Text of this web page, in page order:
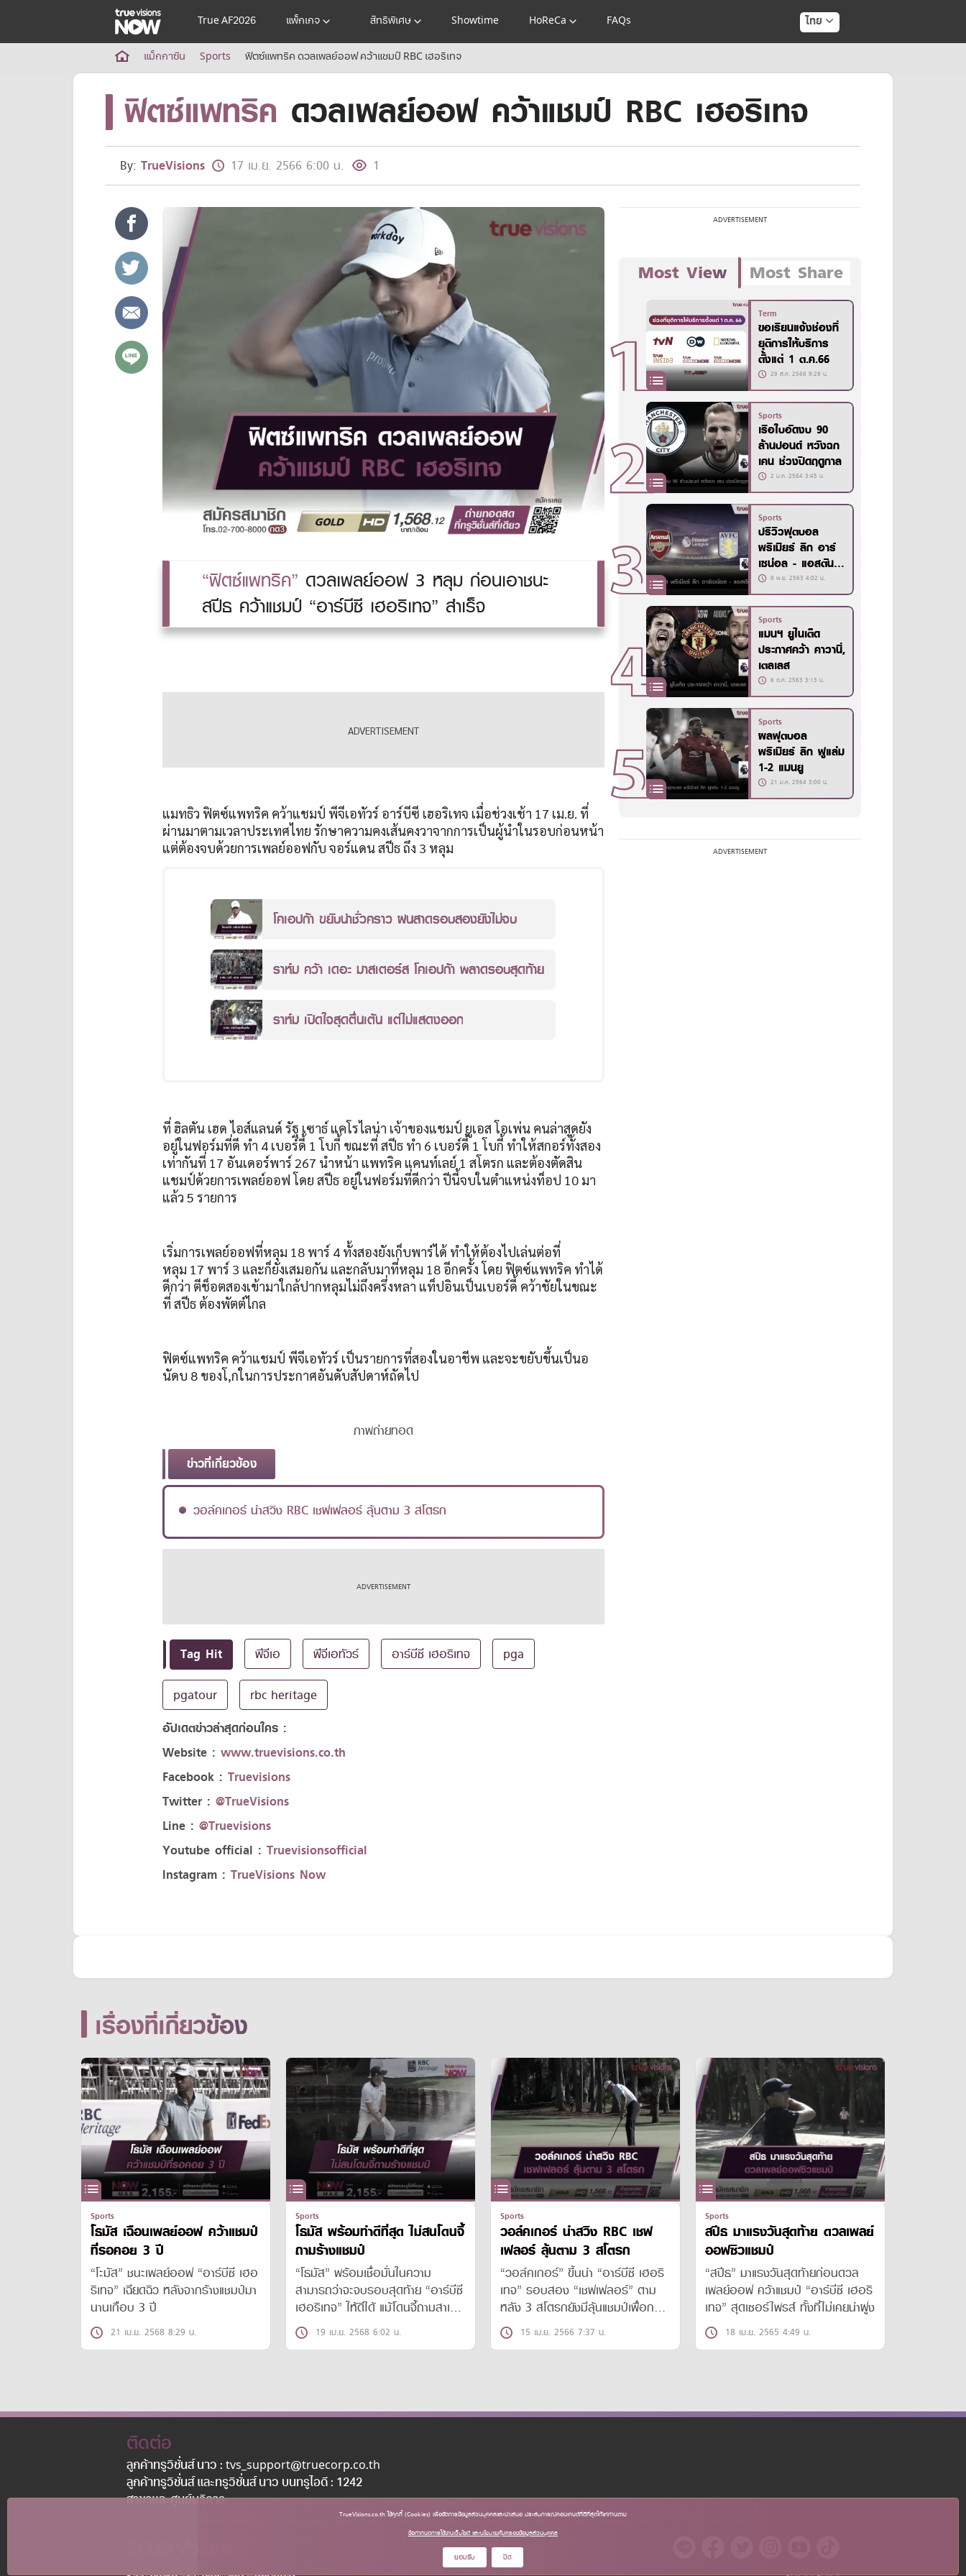
True AF2026 แพ็กเกจ สิทธิพิเศษ Showtime HoReCa FAQs ไทย
True AF2026
แพ็กเกจ
NOW SPORTS
NOW BUNDLES
NOW Muay Thai
แพ็กเกจทรูวิชันส์นาวทั้งหมด
สิทธิพิเศษลูกค้าทรูวิชั่นส์
แพ็กเกจสำหรับผู้ประกอบการ
หาร้านร่วมรายการ
แม็กกาซีน Sports ฟิตซ์แพทริค ดวลเพลย์ออฟ คว้าแชมป์ RBC เฮอริเทจ
ฟิตซ์แพทริค ดวลเพลย์ออฟ คว้าแชมป์ RBC เฮอริเทจ
By: TrueVisions 17 เม.ย. 2566 6:00 น. 1
“ฟิตซ์แพทริค” ดวลเพลย์ออฟ 3 หลุม ก่อนเอาชนะ
สปีธ คว้าแชมป์ “อาร์บีซี เฮอริเทจ” สำเร็จ
แมทธิว ฟิตซ์แพทริค คว้าแชมป์ พีจีเอทัวร์ อาร์บีซี เฮอริเทจ เมื่อช่วงเช้า 17 เม.ย. ที่
ผ่านมาตามเวลาประเทศไทย รักษาความคงเส้นคงวาจากการเป็นผู้นำในรอบก่อนหน้า
แต่ต้องจบด้วยการเพลย์ออฟกับ จอร์แดน สปีธ ถึง 3 หลุม
โคเอปก้า ขยับนำชั่วคราว ฝนสาดรอบสองยังไม่จบ
ราห์ม คว้า เดอะ มาสเตอร์ส โคเอปก้า พลาดรอบสุดท้าย
ราห์ม เปิดใจสุดตื่นเต้น แต่ไม่แสดงออก
ที่ ฮิลตัน เฮด ไอส์แลนด์ รัฐ เซาธ์ แคโรไลน่า เจ้าของแชมป์ ยูเอส โอเพ่น คนล่าสุดยัง
อยู่ในฟอร์มที่ดี ทำ 4 เบอร์ดี้ 1 โบกี้ ขณะที่ สปีธ ทำ 6 เบอร์ดี้ 1 โบกี้ ทำให้สกอร์ทั้งสอง
เท่ากันที่ 17 อันเดอร์พาร์ 267 นำหน้า แพทริค แคนท์เลย์ 1 สโตรก และต้องตัดสิน
แชมป์ด้วยการเพลย์ออฟ โดย สปีธ อยู่ในฟอร์มที่ดีกว่า ปีนี้จบในตำแหน่งท็อป 10 มา
แล้ว 5 รายการ
เริ่มการเพลย์ออฟที่หลุม 18 พาร์ 4 ทั้งสองยังเก็บพาร์ได้ ทำให้ต้องไปเล่นต่อที่
หลุม 17 พาร์ 3 และก็ยังเสมอกัน และกลับมาที่หลุม 18 อีกครั้ง โดย ฟิตซ์แพทริค ทำได้
ดีกว่า ตีช็อตสองเข้ามาใกล้ปากหลุมไม่ถึงครึ่งหลา แท็ปอินเป็นเบอร์ดี้ คว้าชัยในขณะ
ที่ สปีธ ต้องพัตต์ไกล
ฟิตซ์แพทริค คว้าแชมป์ พีจีเอทัวร์ เป็นรายการที่สองในอาชีพ และจะขยับขึ้นเป็นอ
นัดบ 8 ของโ,กในการประกาศอันดับสัปดาห์ถัดไป
ภาพถ่ายทอด
ข่าวที่เกี่ยวข้อง
วอล์คเกอร์ นำสวิง RBC เชฟเฟลอร์ ลุ้นตาม 3 สโตรก
Tag Hit พีจีเอ พีจีเอทัวร์ อาร์บีซี เฮอริเทจ pga
pgatour rbc heritage
อัปเดตข่าวล่าสุดก่อนใคร :
Website : www.truevisions.co.th
Facebook : Truevisions
Twitter : @TrueVisions
Line : @Truevisions
Youtube official : Truevisionsofficial
Instagram : TrueVisions Now
Most View Most Share
Term
ขอเรียนแจ้งช่องที่
ยุติการให้บริการ
ตั้งแต่ 1 ต.ค.66
29 ส.ค. 2566 9:29 น.
Sports
เรือใบอัดงบ 90
ล้านปอนด์ หวังฉก
เคน ช่วงปิดฤดูกาล
2 ม.ค. 2564 3:45 น.
Sports
ปรีวิวฟุตบอล
พรีเมียร์ ลีก อาร์
เซน่อล - แอสตัน
วิลล่า8 พ.ย. 2563 4:02 น.
Sports
แมนฯ ยูไนเต็ด
ประกาศคว้า คาวานี่,
เตลเลส
6 ต.ค. 2563 3:13 น.
Sports
ผลฟุตบอล
พรีเมียร์ ลีก ฟูแล่ม
1-2 แมนยู
21 ม.ค. 2564 3:00 น.
เรื่องที่เกี่ยวข้อง
Sports
โธมัส เฉือนเพลย์ออฟ คว้าแชมป์
ที่รอคอย 3 ปี
“โะมัส” ชนะเพลย์ออฟ “อาร์บีซี เฮอ
ริเทจ” เฉียดฉิว หลังจากร้างแชมป์มา
นานเกือบ 3 ปี
21 เม.ย. 2568 8:29 น.
Sports
โธมัส พร้อมทำดีที่สุด ไม่สนโดนจี้
ถามร้างแชมป์
“โธมัส” พร้อมเชื่อมั่นในความ
สามารถว่าจะจบรอบสุดท้าย “อาร์บีซี
เฮอริเทจ” ให้ดีได้ แม้โดนจี้ถามสาเหตุ
ที่ร้างแชมป์มานานปี
19 เม.ย. 2568 6:02 น.
Sports
วอล์คเกอร์ นำสวิง RBC เชฟ
เฟลอร์ ลุ้นตาม 3 สโตรก
“วอล์คเกอร์” ขึ้นนำ “อาร์บีซี เฮอริ
เทจ” รอบสอง “เชฟเฟลอร์” ตาม
หลัง 3 สโตรกยังมีลุ้นแชมป์เพื่อกลับ
ขึ้นเป็นมือ 1 โลก
15 เม.ย. 2566 7:37 น.
Sports
สปีธ มาแรงวันสุดท้าย ดวลเพลย์
ออฟซิวแชมป์
“สปีธ” มาแรงวันสุดท้ายก่อนดวล
เพลย์ออฟ คว้าแชมป์ “อาร์บีซี เฮอริ
เทจ” สุดเซอร์ไพรส์ ทั้งที่ไม่เคยนำฝูง
18 เม.ย. 2565 4:49 น.
ติดต่อ
ลูกค้าทรูวิชั่นส์ นาว : tvs_support@truecorp.co.th
ลูกค้าทรูวิชั่นส์ และทรูวิชั่นส์ นาว บนทรูไอดี : 1242
สาขาเเละศูนย์บริการ
TrueVisions.co.th ใช้คุกกี้ (Cookies) เพื่อจัดการข้อมูลส่วนบุคคลและนำเสนอ ประสบการณ์คอนเทนต์ที่ดีที่สุดให้แก่ท่านตาม
ข้อกำหนดการใช้งานเว็บไซต์ และนโยบายคุ้มครองข้อมูลส่วนบุคคล
ยอมรับ ปิด